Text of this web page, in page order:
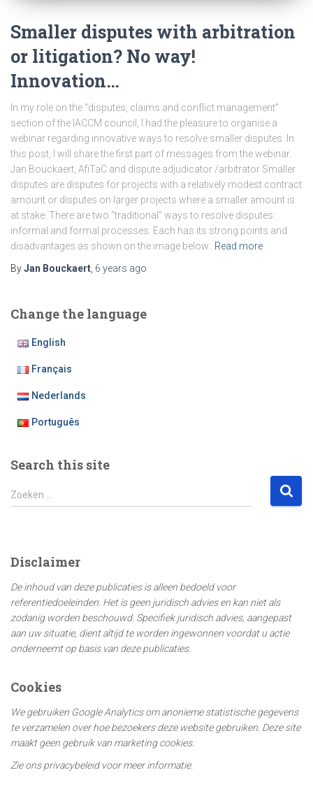
Smaller disputes with arbitration
or litigation? No way!
Innovation…
In my role on the “disputes, claims and conflict management”
section of the IACCM council, I had the pleasure to organise a
webinar regarding innovative ways to resolve smaller disputes. In
this post, I will share the first part of messages from the webinar.
Jan Bouckaert, AfiTaC and dispute adjudicator /arbitrator Smaller
disputes are disputes for projects with a relatively modest contract
amount or disputes on larger projects where a smaller amount is
at stake. There are two “traditional” ways to resolve disputes:
informal and formal processes. Each has its strong points and
disadvantages as shown on the image below: Read more
ByJan Bouckaert 6 years ago
Change the language
English
Français
Nederlands
Português
Search this site
Z
o
n
n
Zoeken …
Disclaimer
De inhoud van deze publicaties is alleen bedoeld voor
referentiedoeleinden. Het is geen juridisch advies en kan niet als
zodanig worden beschouwd. Specifiek juridisch advies, aangepast
aan uw situatie, dient altijd te worden ingewonnen voordat u actie
onderneemt op basis van deze publicaties.
Cookies
We gebruiken Google Analytics om anonieme statistische gegevens
te verzamelen over hoe bezoekers deze website gebruiken. Deze site
maakt geen gebruik van marketing cookies.
Zie ons privacybeleid voor meer informatie.